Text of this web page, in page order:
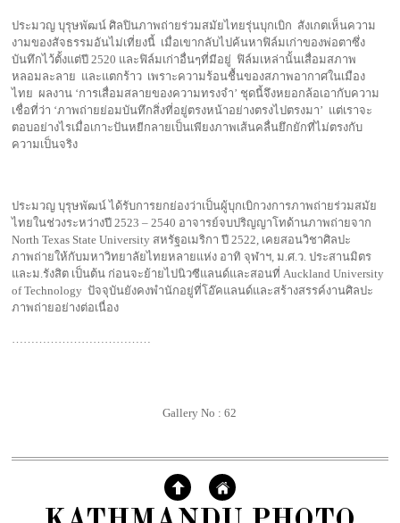
ประมวญ บุรุษพัฒน์ ศิลปินภาพถ่ายร่วมสมัยไทยรุ่นบุกเบิก สังเกตเห็นความ
งามของสัจธรรมอันไม่เที่ยงนี้ เมื่อเขากลับไปค้นหาฟิล์มเก่าของพ่อตาซึ่ง
บันทึกไว้ตั้งแต่ปี 2520 และฟิล์มเก่าอื่นๆที่มีอยู่ ฟิล์มเหล่านั้นเสื่อมสภาพ
หลอมละลาย และแตกร้าว เพราะความร้อนชื้นของสภาพอากาศในเมือง
ไทย ผลงาน ‘การเสื่อมสลายของความทรงจำ’ ชุดนี้จึงหยอกล้อเอากับความ
เชื่อที่ว่า ‘ภาพถ่ายย่อมบันทึกสิ่งที่อยู่ตรงหน้าอย่างตรงไปตรงมา’ แต่เราจะ
ตอบอย่างไรเมื่อเกาะปันหยีกลายเป็นเพียงภาพเส้นคลื่นยึกยักที่ไม่ตรงกับ
ความเป็นจริง
ประมวญ บุรุษพัฒน์ ได้รับการยกย่องว่าเป็นผู้บุกเบิกวงการภาพถ่ายร่วมสมัย
ไทยในช่วงระหว่างปี 2523 – 2540 อาจารย์จบปริญญาโทด้านภาพถ่ายจาก
North Texas State University สหรัฐอเมริกา ปี 2522, เคยสอนวิชาศิลปะ
ภาพถ่ายให้กับมหาวิทยาลัยไทยหลายแห่ง อาทิ จุฬาฯ, ม.ศ.ว. ประสานมิตร
และม.รังสิต เป็นต้น ก่อนจะย้ายไปนิวซีแลนด์และสอนที่ Auckland University
of Technology ปัจจุบันยังคงพำนักอยู่ที่โอ๊คแลนด์และสร้างสรรค์งานศิลปะ
ภาพถ่ายอย่างต่อเนื่อง
Gallery No : 62